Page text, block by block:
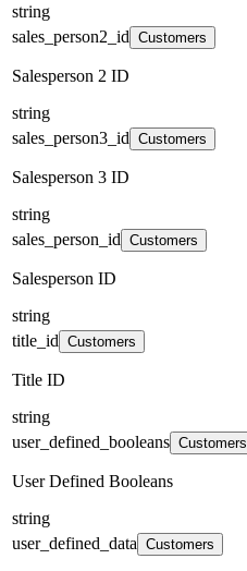
string
sales_person2_id Customers
Salesperson 2 ID
string
sales_person3_id Customers
Salesperson 3 ID
string
sales_person_id Customers
Salesperson ID
string
title_id Customers
Title ID
string
user_defined_booleans Customers
User Defined Booleans
string
user_defined_data Customers